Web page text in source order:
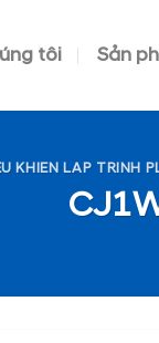
tôi Sản
KHIEN LAP TRINH